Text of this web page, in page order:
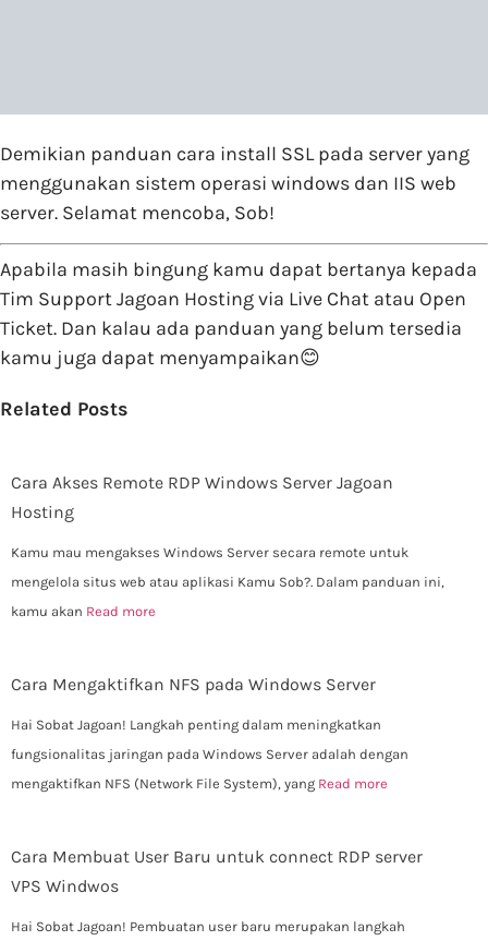
Demikian panduan cara install SSL pada server yang
menggunakan sistem operasi windows dan IIS web
server. Selamat mencoba, Sob!
Apabila masih bingung kamu dapat bertanya kepada
Tim Support Jagoan Hosting via Live Chat atau Open
Ticket. Dan kalau ada panduan yang belum tersedia
kamu juga dapat menyampaikan😊
Related Posts
Cara Akses Remote RDP Windows Server Jagoan
Hosting
Kamu mau mengakses Windows Server secara remote untuk
mengelola situs web atau aplikasi Kamu Sob?. Dalam panduan ini,
kamu akan Read more
Cara Mengaktifkan NFS pada Windows Server
Hai Sobat Jagoan! Langkah penting dalam meningkatkan
fungsionalitas jaringan pada Windows Server adalah dengan
mengaktifkan NFS (Network File System), yang Read more
Cara Membuat User Baru untuk connect RDP server
VPS Windwos
Hai Sobat Jagoan! Pembuatan user baru merupakan langkah